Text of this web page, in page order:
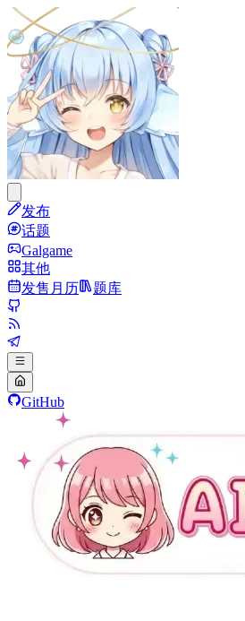
发布
话题
Galgame
其他
发售月历
题库
GitHub